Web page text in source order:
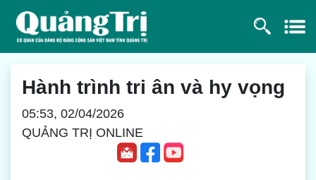
Hành trình tri ân và hy vọng
05:53, 02/04/2026
QUẢNG TRỊ ONLINE